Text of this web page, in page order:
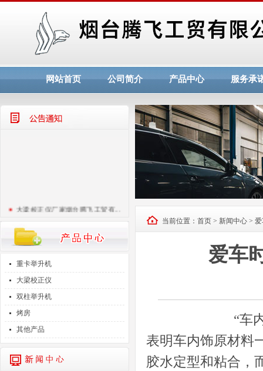
网站首页 公司简介 产品中心 服务承
烟台腾飞工贸欢迎您！！
重卡举升机
大梁校正仪
双柱举升机
烤房
其他产品
当前位置： 首页 > 新闻中心 >
爱车
“车内材料导
表明车内饰原材料
胶水定型和粘合，